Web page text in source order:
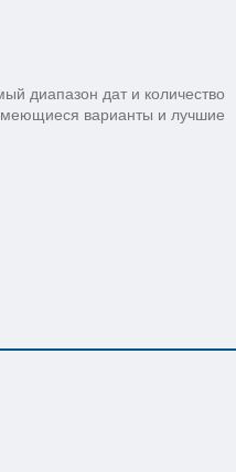
диапазон дат и количество
варианты и лучшие